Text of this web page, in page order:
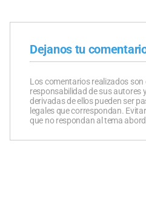
Dejanos tu
Los comentarios realizados son
responsabilidad de sus autores
derivadas de ellos pueden ser
legales que correspondan.
que no respondan al tema